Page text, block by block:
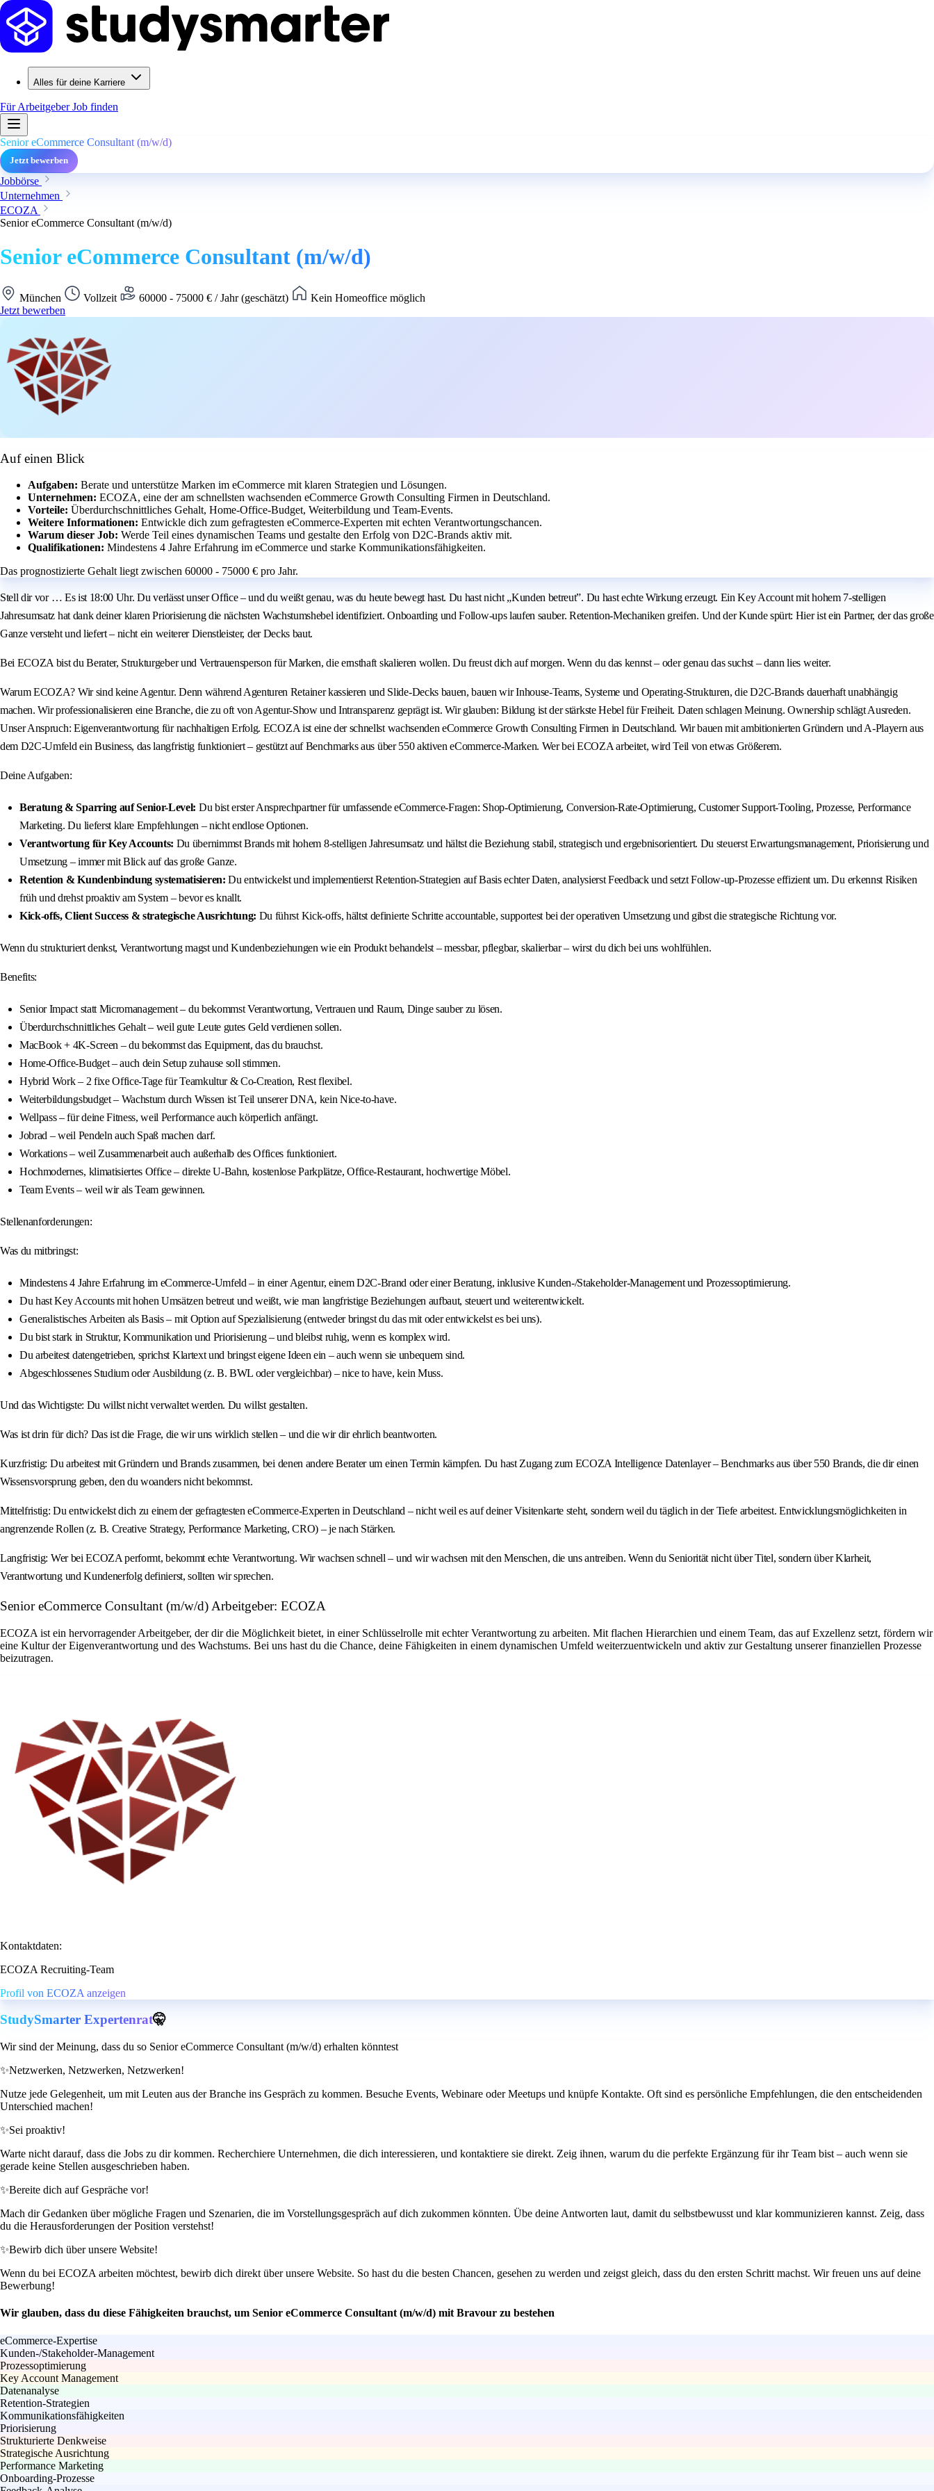
Alles für deine Karriere
Für ArbeitgeberJob finden
Senior eCommerce Consultant (m/w/d)
Jetzt bewerben
Jobbörse
Unternehmen
ECOZA
Senior eCommerce Consultant (m/w/d)
Senior eCommerce Consultant (m/w/d)
München Vollzeit 60000 - 75000 € / Jahr (geschätzt)
Kein Homeoffice möglich
Jetzt bewerben
Auf einen Blick
Aufgaben: Berate und unterstütze Marken im eCommerce mit klaren Strategien und Lösungen.
Unternehmen: ECOZA, eine der am schnellsten wachsenden eCommerce Growth Consulting Firmen in Deutschland.
Vorteile: Überdurchschnittliches Gehalt, Home-Office-Budget, Weiterbildung und Team-Events.
Weitere Informationen: Entwickle dich zum gefragtesten eCommerce-Experten mit echten Verantwortungschancen.
Warum dieser Job: Werde Teil eines dynamischen Teams und gestalte den Erfolg von D2C-Brands aktiv mit.
Qualifikationen: Mindestens 4 Jahre Erfahrung im eCommerce und starke Kommunikationsfähigkeiten.
Das prognostizierte Gehalt liegt zwischen 60000 - 75000 € pro Jahr.
Stell dir vor … Es ist 18:00 Uhr. Du verlässt unser Office – und du weißt genau, was du heute bewegt hast. Du hast nicht „Kunden betreut”. Du hast echte Wirkung erzeugt. Ein Key Account mit hohem 7-stelligen
Jahresumsatz hat dank deiner klaren Priorisierung die nächsten Wachstumshebel identifiziert. Onboarding und Follow-ups laufen sauber. Retention-Mechaniken greifen. Und der Kunde spürt: Hier ist ein Partner, der das große
Ganze versteht und liefert – nicht ein weiterer Dienstleister, der Decks baut.
Bei ECOZA bist du Berater, Strukturgeber und Vertrauensperson für Marken, die ernsthaft skalieren wollen. Du freust dich auf morgen. Wenn du das kennst – oder genau das suchst – dann lies weiter.
Warum ECOZA? Wir sind keine Agentur. Denn während Agenturen Retainer kassieren und Slide-Decks bauen, bauen wir Inhouse-Teams, Systeme und Operating-Strukturen, die D2C-Brands dauerhaft unabhängig
machen. Wir professionalisieren eine Branche, die zu oft von Agentur-Show und Intransparenz geprägt ist. Wir glauben: Bildung ist der stärkste Hebel für Freiheit. Daten schlagen Meinung. Ownership schlägt Ausreden.
Unser Anspruch: Eigenverantwortung für nachhaltigen Erfolg. ECOZA ist eine der schnellst wachsenden eCommerce Growth Consulting Firmen in Deutschland. Wir bauen mit ambitionierten Gründern und A-Playern aus
dem D2C-Umfeld ein Business, das langfristig funktioniert – gestützt auf Benchmarks aus über 550 aktiven eCommerce-Marken. Wer bei ECOZA arbeitet, wird Teil von etwas Größerem.
Deine Aufgaben:
Beratung & Sparring auf Senior-Level: Du bist erster Ansprechpartner für umfassende eCommerce-Fragen: Shop-Optimierung, Conversion-Rate-Optimierung, Customer Support-Tooling, Prozesse, Performance
Marketing. Du lieferst klare Empfehlungen – nicht endlose Optionen.
Verantwortung für Key Accounts: Du übernimmst Brands mit hohem 8-stelligen Jahresumsatz und hältst die Beziehung stabil, strategisch und ergebnisorientiert. Du steuerst Erwartungsmanagement, Priorisierung und
Umsetzung – immer mit Blick auf das große Ganze.
Retention & Kundenbindung systematisieren: Du entwickelst und implementierst Retention-Strategien auf Basis echter Daten, analysierst Feedback und setzt Follow-up-Prozesse effizient um. Du erkennst Risiken
früh und drehst proaktiv am System – bevor es knallt.
Kick-offs, Client Success & strategische Ausrichtung: Du führst Kick-offs, hältst definierte Schritte accountable, supportest bei der operativen Umsetzung und gibst die strategische Richtung vor.
Wenn du strukturiert denkst, Verantwortung magst und Kundenbeziehungen wie ein Produkt behandelst – messbar, pflegbar, skalierbar – wirst du dich bei uns wohlfühlen.
Benefits:
Senior Impact statt Micromanagement – du bekommst Verantwortung, Vertrauen und Raum, Dinge sauber zu lösen.
Überdurchschnittliches Gehalt – weil gute Leute gutes Geld verdienen sollen.
MacBook + 4K-Screen – du bekommst das Equipment, das du brauchst.
Home-Office-Budget – auch dein Setup zuhause soll stimmen.
Hybrid Work – 2 fixe Office-Tage für Teamkultur & Co-Creation, Rest flexibel.
Weiterbildungsbudget – Wachstum durch Wissen ist Teil unserer DNA, kein Nice-to-have.
Wellpass – für deine Fitness, weil Performance auch körperlich anfängt.
Jobrad – weil Pendeln auch Spaß machen darf.
Workations – weil Zusammenarbeit auch außerhalb des Offices funktioniert.
Hochmodernes, klimatisiertes Office – direkte U-Bahn, kostenlose Parkplätze, Office-Restaurant, hochwertige Möbel.
Team Events – weil wir als Team gewinnen.
Stellenanforderungen:
Was du mitbringst:
Mindestens 4 Jahre Erfahrung im eCommerce-Umfeld – in einer Agentur, einem D2C-Brand oder einer Beratung, inklusive Kunden-/Stakeholder-Management und Prozessoptimierung.
Du hast Key Accounts mit hohen Umsätzen betreut und weißt, wie man langfristige Beziehungen aufbaut, steuert und weiterentwickelt.
Generalistisches Arbeiten als Basis – mit Option auf Spezialisierung (entweder bringst du das mit oder entwickelst es bei uns).
Du bist stark in Struktur, Kommunikation und Priorisierung – und bleibst ruhig, wenn es komplex wird.
Du arbeitest datengetrieben, sprichst Klartext und bringst eigene Ideen ein – auch wenn sie unbequem sind.
Abgeschlossenes Studium oder Ausbildung (z. B. BWL oder vergleichbar) – nice to have, kein Muss.
Und das Wichtigste: Du willst nicht verwaltet werden. Du willst gestalten.
Was ist drin für dich? Das ist die Frage, die wir uns wirklich stellen – und die wir dir ehrlich beantworten.
Kurzfristig: Du arbeitest mit Gründern und Brands zusammen, bei denen andere Berater um einen Termin kämpfen. Du hast Zugang zum ECOZA Intelligence Datenlayer – Benchmarks aus über 550 Brands, die dir einen
Wissensvorsprung geben, den du woanders nicht bekommst.
Mittelfristig: Du entwickelst dich zu einem der gefragtesten eCommerce-Experten in Deutschland – nicht weil es auf deiner Visitenkarte steht, sondern weil du täglich in der Tiefe arbeitest. Entwicklungsmöglichkeiten in
angrenzende Rollen (z. B. Creative Strategy, Performance Marketing, CRO) – je nach Stärken.
Langfristig: Wer bei ECOZA performt, bekommt echte Verantwortung. Wir wachsen schnell – und wir wachsen mit den Menschen, die uns antreiben. Wenn du Seniorität nicht über Titel, sondern über Klarheit,
Verantwortung und Kundenerfolg definierst, sollten wir sprechen.
Senior eCommerce Consultant (m/w/d) Arbeitgeber: ECOZA
ECOZA ist ein hervorragender Arbeitgeber, der dir die Möglichkeit bietet, in einer Schlüsselrolle mit echter Verantwortung zu arbeiten. Mit flachen Hierarchien und einem Team, das auf Exzellenz setzt, fördern wir
eine Kultur der Eigenverantwortung und des Wachstums. Bei uns hast du die Chance, deine Fähigkeiten in einem dynamischen Umfeld weiterzuentwickeln und aktiv zur Gestaltung unserer finanziellen Prozesse
beizutragen.
Kontaktdaten:
ECOZA Recruiting-Team
Profil von ECOZA anzeigen
StudySmarter Expertenrat🤫
Wir sind der Meinung, dass du so Senior eCommerce Consultant (m/w/d) erhalten könntest
✨Netzwerken, Netzwerken, Netzwerken!
Nutze jede Gelegenheit, um mit Leuten aus der Branche ins Gespräch zu kommen. Besuche Events, Webinare oder Meetups und knüpfe Kontakte. Oft sind es persönliche Empfehlungen, die den entscheidenden
Unterschied machen!
✨Sei proaktiv!
Warte nicht darauf, dass die Jobs zu dir kommen. Recherchiere Unternehmen, die dich interessieren, und kontaktiere sie direkt. Zeig ihnen, warum du die perfekte Ergänzung für ihr Team bist – auch wenn sie
gerade keine Stellen ausgeschrieben haben.
✨Bereite dich auf Gespräche vor!
Mach dir Gedanken über mögliche Fragen und Szenarien, die im Vorstellungsgespräch auf dich zukommen könnten. Übe deine Antworten laut, damit du selbstbewusst und klar kommunizieren kannst. Zeig, dass
du die Herausforderungen der Position verstehst!
✨Bewirb dich über unsere Website!
Wenn du bei ECOZA arbeiten möchtest, bewirb dich direkt über unsere Website. So hast du die besten Chancen, gesehen zu werden und zeigst gleich, dass du den ersten Schritt machst. Wir freuen uns auf deine
Bewerbung!
Wir glauben, dass du diese Fähigkeiten brauchst, um Senior eCommerce Consultant (m/w/d) mit Bravour zu bestehen
eCommerce-Expertise
Kunden-/Stakeholder-Management
Prozessoptimierung
Key Account Management
Datenanalyse
Retention-Strategien
Kommunikationsfähigkeiten
Priorisierung
Strukturierte Denkweise
Strategische Ausrichtung
Performance Marketing
Onboarding-Prozesse